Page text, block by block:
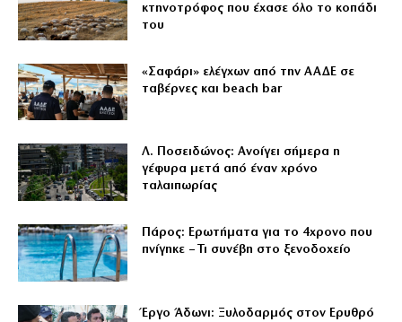
κτηνοτρόφος που έχασε όλο το κοπάδι
του
«Σαφάρι» ελέγχων από την ΑΑΔΕ σε
ταβέρνες και beach bar
Λ. Ποσειδώνος: Ανοίγει σήμερα η
γέφυρα μετά από έναν χρόνο
ταλαιπωρίας
Πάρος: Ερωτήματα για το 4χρονο που
πνίγηκε – Τι συνέβη στο ξενοδοχείο
Έργο Άδωνι: Ξυλοδαρμός στον Ερυθρό